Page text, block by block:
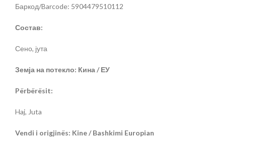
Баркод/Barcode: 5904479510112
Состав:
Сено, јута
Земја на потекло: Кина / ЕУ
Përbërësit:
Haj, Juta
Vendi i origjinës: Kine / Bashkimi Europian